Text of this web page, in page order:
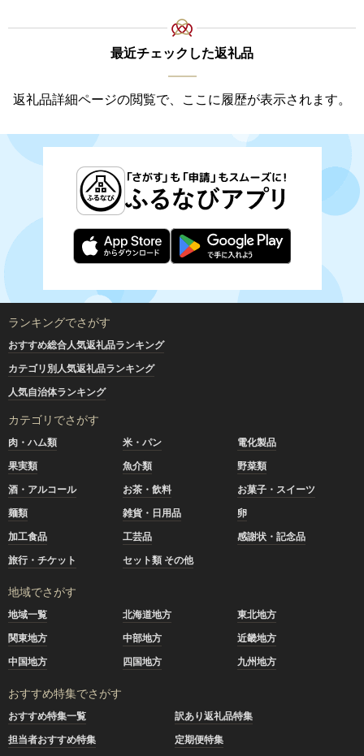
最近チェックした返礼品
返礼品詳細ページの閲覧で、ここに履歴が表示されます。
ランキングでさがす
おすすめ総合人気返礼品ランキング
カテゴリ別人気返礼品ランキング
人気自治体ランキング
カテゴリでさがす
肉・ハム類 米・パン
電化製品
果実類
魚介類
野菜類
酒・アルコール
お茶・飲料
お菓子・スイーツ
麺類
雑貨・日用品
卵
加工食品
工芸品
感謝状・記念品
旅行・チケット
セット類 その他
地域でさがす
地域一覧 北海道地方
東北地方
関東地方
中部地方
近畿地方
中国地方
四国地方 九州地方
おすすめ特集でさがす
おすすめ特集一覧
訳あり返礼品特集
担当者おすすめ特集
定期便特集